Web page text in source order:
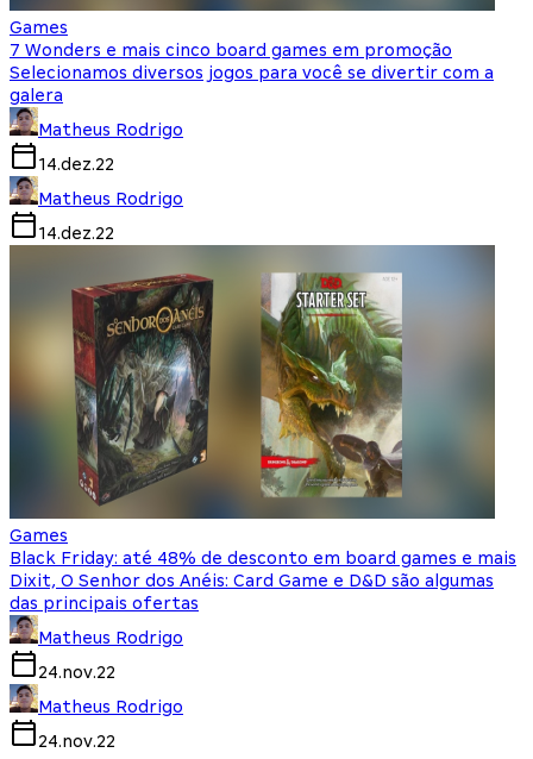
Games
7 Wonders e mais cinco board games em promoção
Selecionamos diversos jogos para você se divertir com a
galera
Matheus Rodrigo
14.dez.22
Matheus Rodrigo
14.dez.22
Games
Black Friday: até 48% de desconto em board games e mais
Dixit, O Senhor dos Anéis: Card Game e D&D são algumas
das principais ofertas
Matheus Rodrigo
24.nov.22
Matheus Rodrigo
24.nov.22